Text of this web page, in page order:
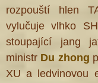
rozpouští hlen
vylučuje vlhko
stoupající jang
ministr Du zhong
XU a ledvinovou